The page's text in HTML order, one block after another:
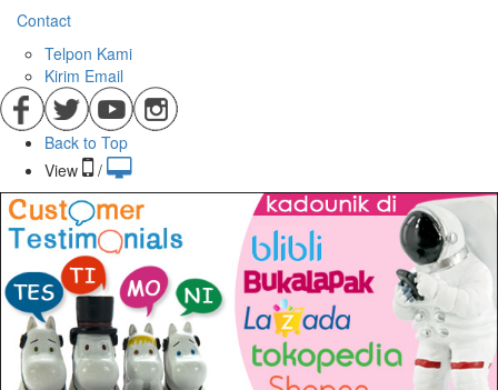
Account
Account
Riwayat Pesanan
LOGOUT
Contact
Telpon Kami
Kirim Email
Back to Top
View
/